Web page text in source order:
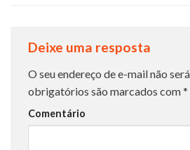
Deixe uma resposta
O seu endereço de e-mail não
obrigatórios são marcados com*
Comentário